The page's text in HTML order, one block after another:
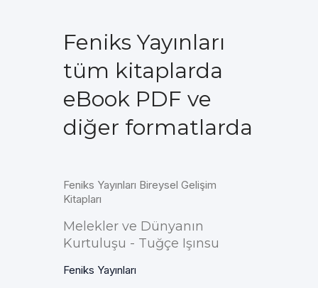
Feniks Yayınları
tüm kitaplarda
eBook PDF ve
diğer formatlarda
Feniks Yayınları Bireysel Gelişim
Kitapları
Melekler ve Dünyanın
Kurtuluşu - Tuğçe Işınsu
Feniks Yayınları